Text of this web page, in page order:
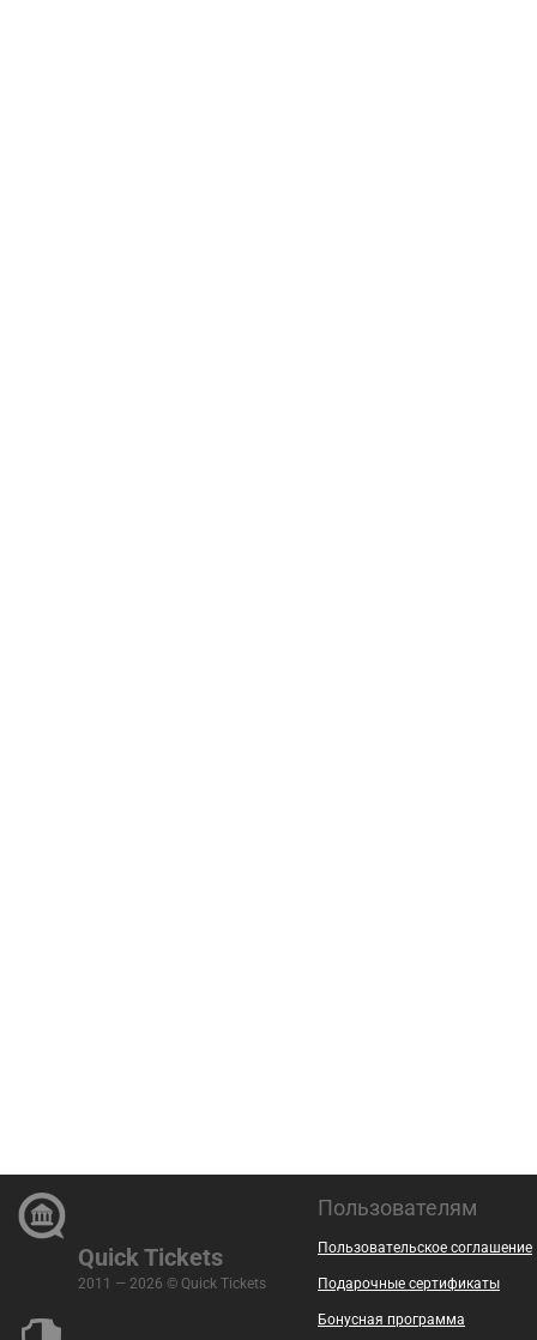
Quick Tickets
2011 — 2026 © Quick Tickets
Пользователям
Пользовательское соглашение
Подарочные сертификаты
Бонусная программа